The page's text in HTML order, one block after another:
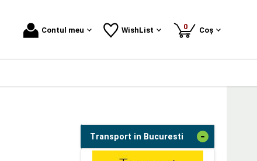
Contul meu WishList 0produse
Coș
Transport in Bucuresti -